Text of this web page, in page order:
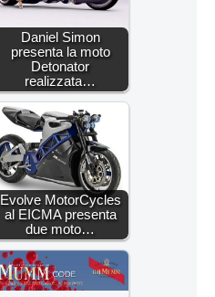
Daniel Simon
presenta la moto
Detonator
realizzata…
Evolve MotorCycles
al EICMA presenta
due moto…